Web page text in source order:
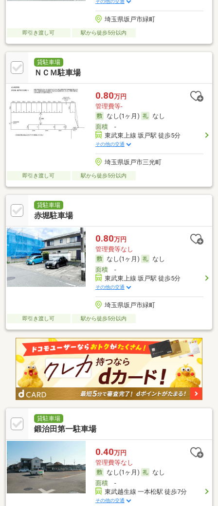
その他の交通
埼玉県坂戸市緑町
即引き渡し可 駅から徒歩5分以内
貸駐車場
ＮＣＭ駐車場
0.80万円
管理費等-
なし(1ヶ月)
なし
面積-
東武東上線 坂戸駅 徒歩5分
その他の交通
埼玉県坂戸市三光町
即引き渡し可 駅から徒歩5分以内
貸駐車場
赤堀駐車場
0.80万円
管理費等なし
なし(1ヶ月)
なし
面積-
東武東上線 坂戸駅 徒歩5分
その他の交通
埼玉県坂戸市緑町
即引き渡し可 駅から徒歩5分以内
貸駐車場
鍛治田第一駐車場
0.40万円
管理費等なし
なし(1ヶ月)
なし
面積-
東武越生線 一本松駅 徒歩7分
その他の交通